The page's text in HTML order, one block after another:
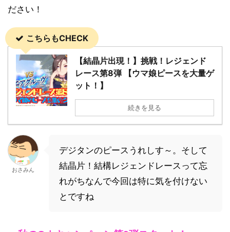
ださい！
こちらもCHECK
【結晶片出現！】挑戦！レジェンド
レース第8弾 【ウマ娘ピースを大量ゲ
ット！】
続きを見る
おさみん
デジタンのピースうれしす～。そして
結晶片！結構レジェンドレースって忘
れがちなんで今回は特に気を付けない
とですね